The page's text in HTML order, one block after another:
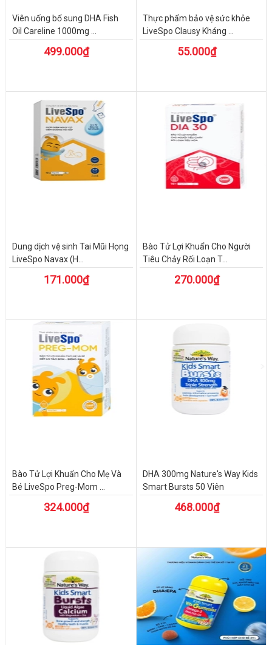
Viên uống bổ sung DHA Fish
Oil Careline 1000mg ...
499.000₫
Thực phẩm bảo vệ sức khỏe
LiveSpo Clausy Kháng ...
55.000₫
Dung dịch vệ sinh Tai Mũi Họng
LiveSpo Navax (H...
171.000₫
Bào Tử Lợi Khuẩn Cho Người
Tiêu Chảy Rối Loạn T...
270.000₫
Bào Tử Lợi Khuẩn Cho Mẹ Và
Bé LiveSpo Preg-Mom ...
324.000₫
DHA 300mg Nature's Way Kids
Smart Bursts 50 Viên
468.000₫